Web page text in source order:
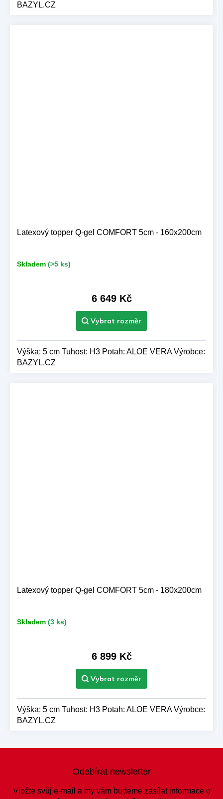
BAZYL.CZ
Latexový topper Q-gel COMFORT 5cm - 160x200cm
Skladem (>5 ks)
6 649 Kč
Výška: 5 cm Tuhost: H3 Potah: ALOE VERA Výrobce:
BAZYL.CZ
Latexový topper Q-gel COMFORT 5cm - 180x200cm
Skladem (3 ks)
6 899 Kč
Výška: 5 cm Tuhost: H3 Potah: ALOE VERA Výrobce:
BAZYL.CZ
Odebírat newsletter
Vložte svůj e-mail a my vám budeme zasílat informace o